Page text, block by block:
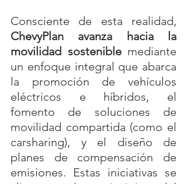
ChevyPlan avanza hacia la
movilidad sostenible mediante
un enfoque integral que abarca
la promoción de vehículos
eléctricos e híbridos, el
fomento de soluciones de
movilidad compartida (como el
carsharing), y el diseño de
planes de compensación de
emisiones. Estas iniciativas se